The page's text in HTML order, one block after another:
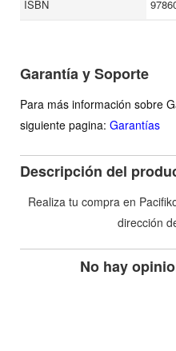
ISBN
Garantía y Soporte
Para más información sobre
siguiente pagina: Garantías
Descripción del
Realiza tu compra en
dirección
No hay